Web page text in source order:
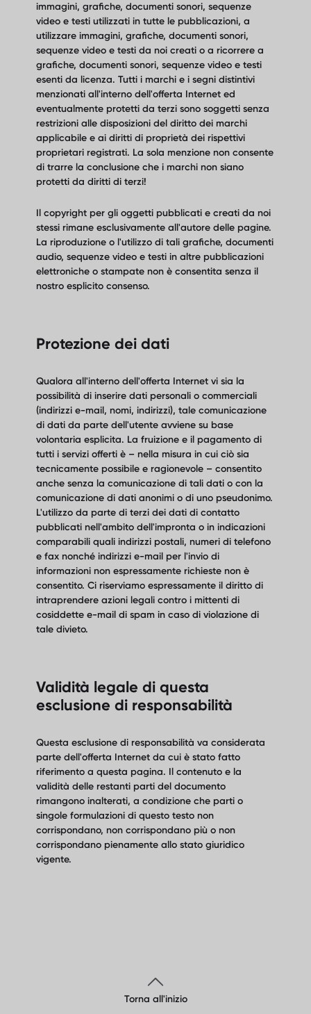
immagini, grafiche, documenti sonori, sequenze
video e testi utilizzati in tutte le pubblicazioni, a
utilizzare immagini, grafiche, documenti sonori,
sequenze video e testi da noi creati o a ricorrere a
grafiche, documenti sonori, sequenze video e testi
esenti da licenza. Tutti i marchi e i segni distintivi
menzionati all'interno dell'offerta Internet ed
eventualmente protetti da terzi sono soggetti senza
restrizioni alle disposizioni del diritto dei marchi
applicabile e ai diritti di proprietà dei rispettivi
proprietari registrati. La sola menzione non consente
di trarre la conclusione che i marchi non siano
protetti da diritti di terzi!
Il copyright per gli oggetti pubblicati e creati da noi
stessi rimane esclusivamente all'autore delle pagine.
La riproduzione o l'utilizzo di tali grafiche, documenti
audio, sequenze video e testi in altre pubblicazioni
elettroniche o stampate non è consentita senza il
nostro esplicito consenso.
Protezione dei dati
Qualora all'interno dell'offerta Internet vi sia la
possibilità di inserire dati personali o commerciali
(indirizzi e-mail, nomi, indirizzi), tale comunicazione
di dati da parte dell'utente avviene su base
volontaria esplicita. La fruizione e il pagamento di
tutti i servizi offerti è – nella misura in cui ciò sia
tecnicamente possibile e ragionevole – consentito
anche senza la comunicazione di tali dati o con la
comunicazione di dati anonimi o di uno pseudonimo.
L'utilizzo da parte di terzi dei dati di contatto
pubblicati nell'ambito dell'impronta o in indicazioni
comparabili quali indirizzi postali, numeri di telefono
e fax nonché indirizzi e-mail per l'invio di
informazioni non espressamente richieste non è
consentito. Ci riserviamo espressamente il diritto di
intraprendere azioni legali contro i mittenti di
cosiddette e-mail di spam in caso di violazione di
tale divieto.
Validità legale di questa
esclusione di responsabilità
Questa esclusione di responsabilità va considerata
parte dell'offerta Internet da cui è stato fatto
riferimento a questa pagina. Il contenuto e la
validità delle restanti parti del documento
rimangono inalterati, a condizione che parti o
singole formulazioni di questo testo non
corrispondano, non corrispondano più o non
corrispondano pienamente allo stato giuridico
vigente.
Torna all'inizio